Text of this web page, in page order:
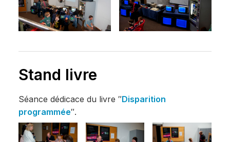
Stand livre
Séance dédicace du livre ″Disparition
programmée″.